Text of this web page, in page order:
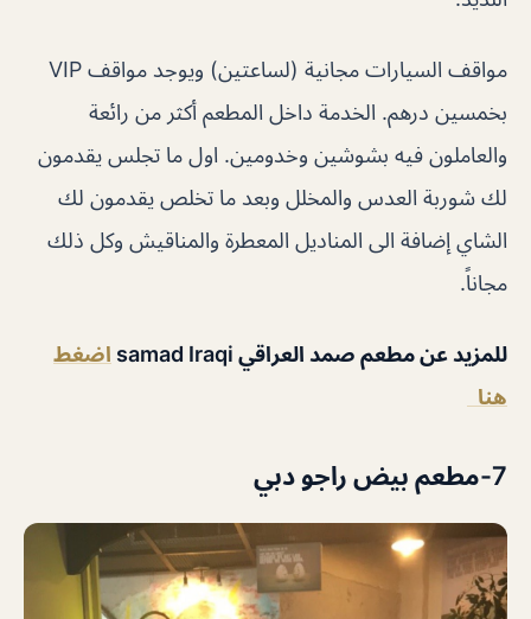
مواقف السيارات مجانية (لساعتين) ويوجد مواقف VIP
بخمسين درهم. الخدمة داخل المطعم أكثر من رائعة
والعاملون فيه بشوشين وخدومين. اول ما تجلس يقدمون
لك شوربة العدس والمخلل وبعد ما تخلص يقدمون لك
الشاي إضافة الى المناديل المعطرة والمناقيش وكل ذلك
مجاناً.
للمزيد عن مطعم صمد العراقي samad Iraqi
اضغط
هنا
7-مطعم بيض راجو دبي